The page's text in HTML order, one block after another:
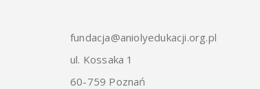
fundacja@aniolyedukacji.org.pl
ul. Kossaka 1
60-759 Poznań